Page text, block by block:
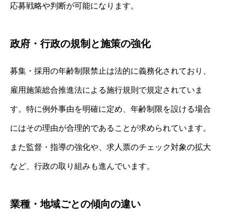
応募戦略や判断が可能になります。
政府・行政の規制と施策の強化
募集・採用の年齢制限禁止は法的に義務化されており、
雇用施策総合推進法による施行規則で規定されていま
す。特に例外事由を明確に定め、年齢制限を設ける場合
にはその理由が合理的であることが求められています。
また監督・指導の強化や、求人票のチェック対象の拡大
など、行政の取り組みも進んでいます。
業種・地域ごとの傾向の違い